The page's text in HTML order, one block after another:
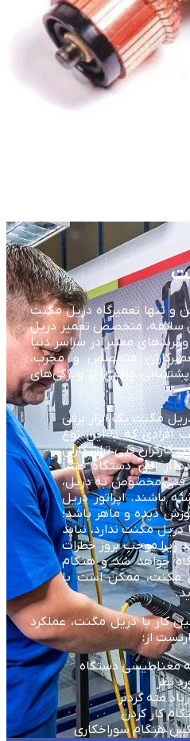
و تنها تعمیرگاه دریل مگنت
با بیش از ۳۰ سال سابقه، متخصص تعمیر دریل
برندهای معتبر در سراسر دنیا
متخصص و مجرب،
واقعی از ویژگی‌های
مگنت یک ابزار برقی
که با این نوع
کارگران فنی تراشکاران
از این دستگاه حتماً
و فنی مخصوص به دریل،
باشند. اپراتور دریل
دیده و ماهر باشد؛
دریل مگنت ندارد، نباید
زیرا موجب بروز خطرات
خواهد شد و هنگام
مگنت، ممکن است با
کار با دریل مگنت، عملکرد
از:
مغناطیسی دستگاه
نظر
مته گردبر
کار کردن
هنگام سوراخکاری